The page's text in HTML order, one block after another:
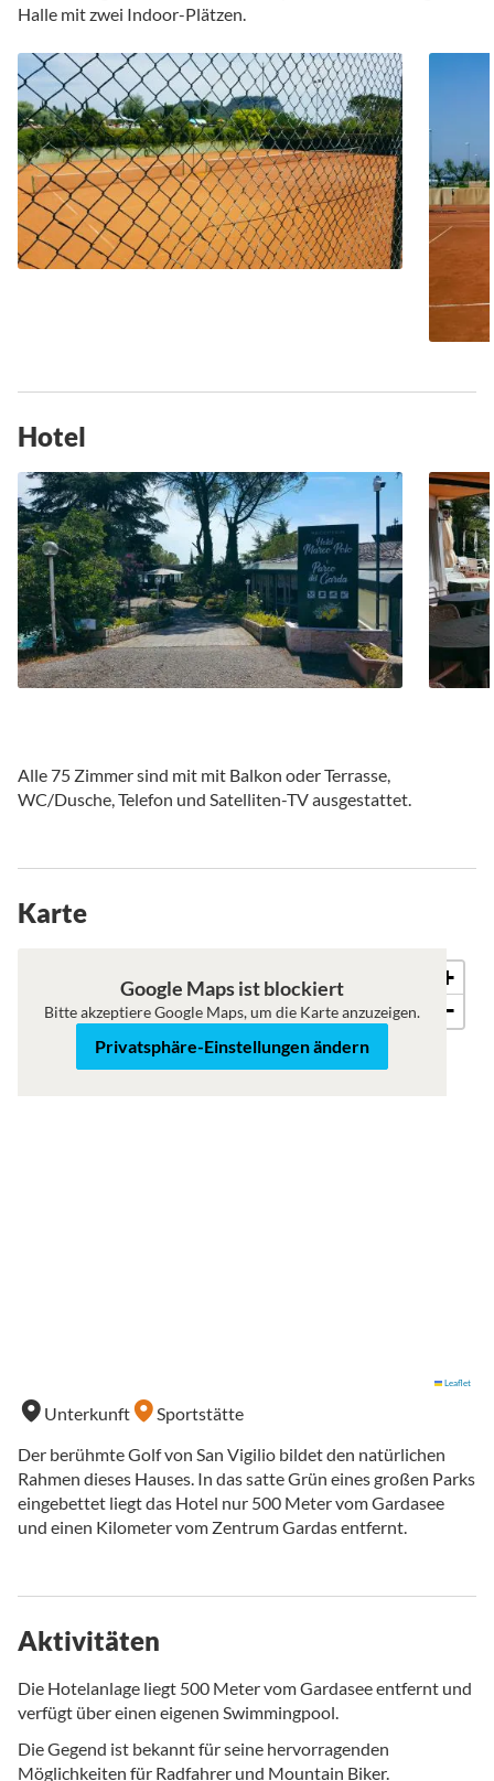
Halle mit zwei Indoor-Plätzen.
Hotel
Alle 75 Zimmer sind mit mit Balkon oder Terrasse,
WC/Dusche, Telefon und Satelliten-TV ausgestattet.
Karte
Satellit
+
−
Leaflet
Google Maps ist blockiert
Bitte akzeptiere Google Maps, um die Karte anzuzeigen.
Privatsphäre-Einstellungen ändern
Unterkunft
Sportstätte
Der berühmte Golf von San Vigilio bildet den natürlichen
Rahmen dieses Hauses. In das satte Grün eines großen Parks
eingebettet liegt das Hotel nur 500 Meter vom Gardasee
und einen Kilometer vom Zentrum Gardas entfernt.
Aktivitäten
Die Hotelanlage liegt 500 Meter vom Gardasee entfernt und
verfügt über einen eigenen Swimmingpool.
Die Gegend ist bekannt für seine hervorragenden
Möglichkeiten für Radfahrer und Mountain Biker.